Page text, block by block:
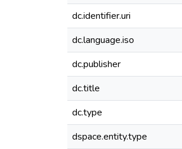
dc.identifier.uri
dc.language.iso
dc.publisher
dc.title
dc.type
dspace.entity.type